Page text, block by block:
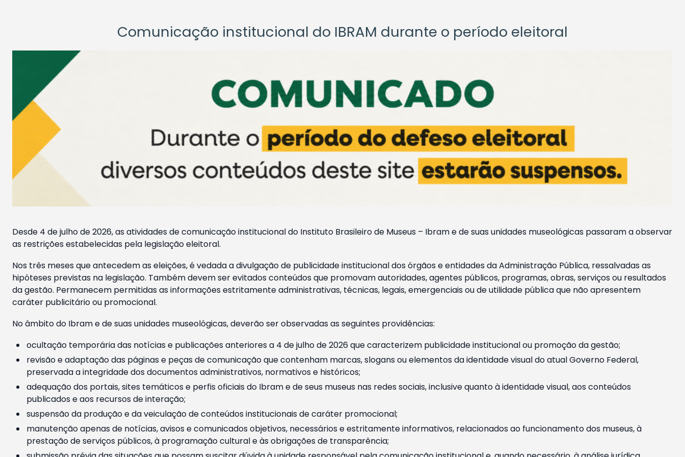
Comunicação institucional do IBRAM durante o período eleitoral
Desde 4 de julho de 2026, as atividades de comunicação institucional do Instituto Brasileiro de Museus – Ibram e de suas unidades museológicas passaram a observar
as restrições estabelecidas pela legislação eleitoral.
Nos três meses que antecedem as eleições, é vedada a divulgação de publicidade institucional dos órgãos e entidades da Administração Pública, ressalvadas as
hipóteses previstas na legislação. Também devem ser evitados conteúdos que promovam autoridades, agentes públicos, programas, obras, serviços ou resultados
da gestão. Permanecem permitidas as informações estritamente administrativas, técnicas, legais, emergenciais ou de utilidade pública que não apresentem
caráter publicitário ou promocional.
No âmbito do Ibram e de suas unidades museológicas, deverão ser observadas as seguintes providências:
ocultação temporária das notícias e publicações anteriores a 4 de julho de 2026 que caracterizem publicidade institucional ou promoção da gestão;
revisão e adaptação das páginas e peças de comunicação que contenham marcas, slogans ou elementos da identidade visual do atual Governo Federal,
preservada a integridade dos documentos administrativos, normativos e históricos;
adequação dos portais, sites temáticos e perfis oficiais do Ibram e de seus museus nas redes sociais, inclusive quanto à identidade visual, aos conteúdos
publicados e aos recursos de interação;
suspensão da produção e da veiculação de conteúdos institucionais de caráter promocional;
manutenção apenas de notícias, avisos e comunicados objetivos, necessários e estritamente informativos, relacionados ao funcionamento dos museus, à
prestação de serviços públicos, à programação cultural e às obrigações de transparência;